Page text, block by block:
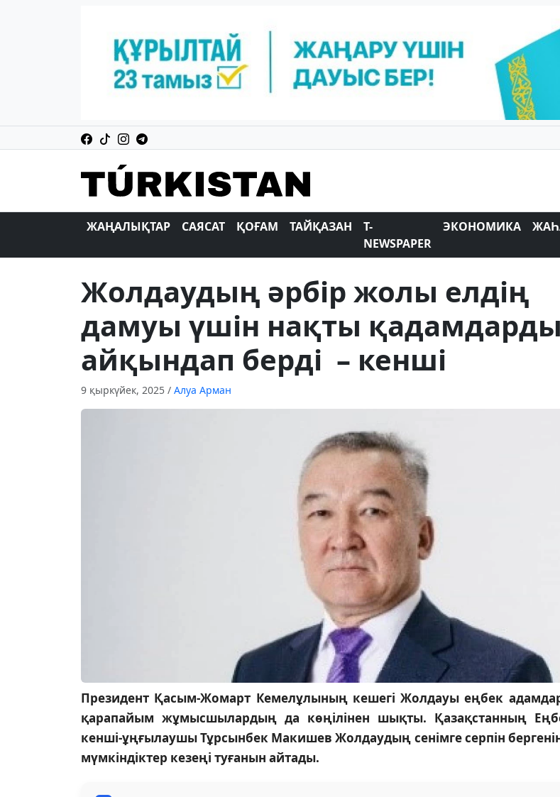
ЖАҢАЛЫҚТАР САЯСАТ ҚОҒАМ ТАЙҚАЗАН
T-
NEWSPAPER
ЭКОНОМИКА
Жолдаудың әрбір жолы елдің
дамуы үшін нақты қадамдарды
айқындап берді – кенші
9 қыркүйек, 2025 / Алуа Арман
Президент Қасым-Жомарт Кемелұлының кешегі Жолдауы еңбек
қарапайым жұмысшылардың да көңілінен шықты. Қазақстанның
кенші-ұңғылаушы Тұрсынбек Макишев Жолдаудың сенімге серпін
мүмкіндіктер кезеңі туғанын айтады.